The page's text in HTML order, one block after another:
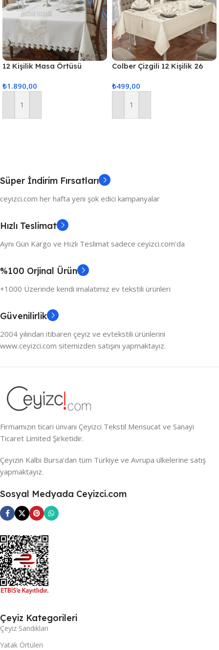
12 Kişilik Masa Örtüsü
26 Parça 160x220cm
₺1.890,00
Sepete Ekle
Colber Çizgili 12 Kişilik 26
Ekru
₺499,00
Sepete Ekle
Süper İndirim Fırsatları
ceyizci.com her hafta yeni şok edici kampanyalar
Hızlı Teslimat
Aynı Gün Kargo ve Hızlı Teslimat sadece ceyizci.com'da
%100 Orjinal Ürün
+1000 Üzerinde kendi imalatımız ev tekstili ürünleri
Güvenilirlik
2004 yılından itibaren çeyiz ve evtekstili ürünlerini
www.ceyizci.com sitemizden satışını yapmaktayız.
Firmamızın ticari ünvanı Çeyizci Tekstil Mensucat ve Sanayi
Ticaret Limited Şirketidir.
Çeyizin Kalbi Bursa’dan tüm Türkiye ve Avrupa ülkelerine satış
yapmaktayız.
Sosyal Medyada Ceyizci.com
Çeyiz Kategorileri
Çeyiz Sandıkları
Yatak Örtüleri